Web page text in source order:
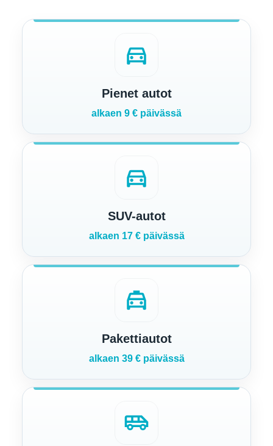
directions_car
Pienet autot
alkaen 9 € päivässä
directions_car
SUV-autot
alkaen 17 € päivässä
local_taxi
Pakettiautot
alkaen 39 € päivässä
airport_shuttle